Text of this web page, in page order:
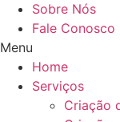
Sobre Nós
Fale Conosco
Menu
Home
Serviços
Criação